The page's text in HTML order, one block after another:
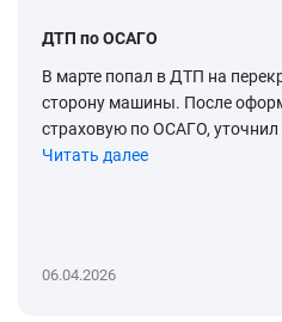
ДТП по ОСАГО
В марте попал в ДТП на
сторону машины. После
страховую по ОСАГО,
Читать далее
06.04.2026